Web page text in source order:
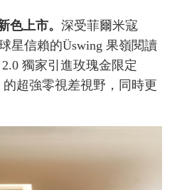
色上市。深受菲爾米寇
星信賴的Üswing 果嶺閱讀
獨家引進玫瑰金限定
超強零視差視野，同時更